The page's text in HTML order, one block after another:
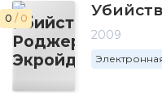
0 / 0
2009